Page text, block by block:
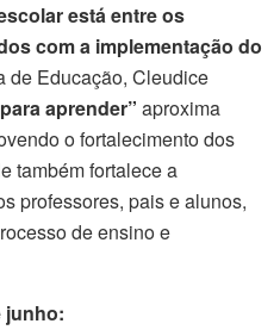
está entre os
com a implementação do
de Educação, Cleudice
aprender” aproxima
o fortalecimento dos
também fortalece a
professores, pais e alunos,
de ensino e
junho: